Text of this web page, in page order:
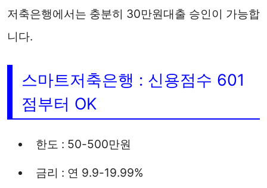
저축은행에서는 충분히 30만원대출 승인이 가능합
니다.
스마트저축은행 : 신용점수 601
점부터 OK
한도 : 50-500만원
금리 : 연 9.9-19.99%